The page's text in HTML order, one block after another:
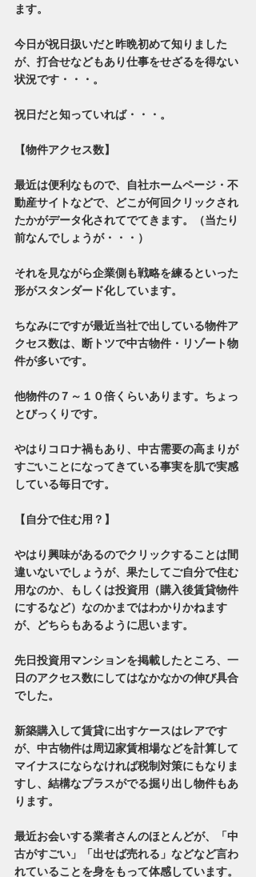
ます。
今日が祝日扱いだと昨晩初めて知りました
が、打合せなどもあり仕事をせざるを得ない
状況です・・・。
祝日だと知っていれば・・・。
【物件アクセス数】
最近は便利なもので、自社ホームページ・不
動産サイトなどで、どこが何回クリックされ
たかがデータ化されてでてきます。（当たり
前なんでしょうが・・・）
それを見ながら企業側も戦略を練るといった
形がスタンダード化しています。
ちなみにですが最近当社で出している物件ア
クセス数は、断トツで中古物件・リゾート物
件が多いです。
他物件の７～１０倍くらいあります。ちょっ
とびっくりです。
やはりコロナ禍もあり、中古需要の高まりが
すごいことになってきている事実を肌で実感
している毎日です。
【自分で住む用？】
やはり興味があるのでクリックすることは間
違いないでしょうが、果たしてご自分で住む
用なのか、もしくは投資用（購入後賃貸物件
にするなど）なのかまではわかりかねます
が、どちらもあるように思います。
先日投資用マンションを掲載したところ、一
日のアクセス数にしてはなかなかの伸び具合
でした。
新築購入して賃貸に出すケースはレアです
が、中古物件は周辺家賃相場などを計算して
マイナスにならなければ税制対策にもなりま
すし、結構なプラスがでる掘り出し物件もあ
ります。
最近お会いする業者さんのほとんどが、「中
古がすごい」「出せば売れる」などなど言わ
れていることを身をもって体感しています。